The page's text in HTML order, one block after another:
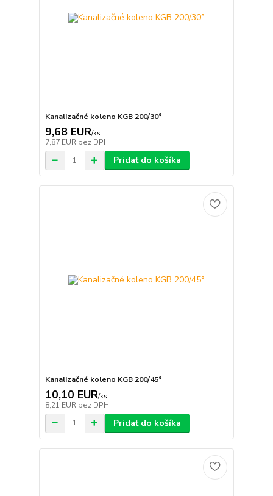
Kanalizačné koleno KGB 200/30°
9,68 EUR/ks
7,87 EUR bez DPH
Pridať do košíka
Kanalizačné koleno KGB 200/45°
10,10 EUR/ks
8,21 EUR bez DPH
Pridať do košíka